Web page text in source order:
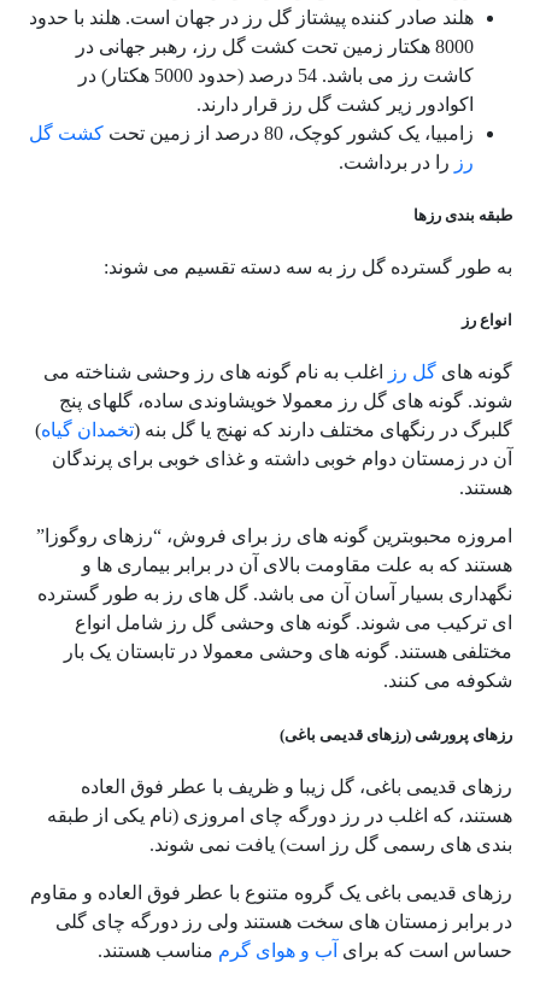
هلند صادر کننده پیشتاز گل رز در جهان است. هلند با حدود
8000 هکتار زمین تحت کشت گل رز، رهبر جهانی در
کاشت رز می باشد.
درصد (حدود 5000 هکتار) در
اکوادور زیر کشت گل رز قرار دارند.
زامبیا، یک کشور کوچک، 80 درصد از زمین تحت
کشت گل
رز را در برداشت.
طبقه بندی رزها
به طور گسترده گل رز به سه دسته تقسیم می شوند:
انواع رز
گونه های گل رز
اغلب به نام گونه های رز وحشی شناخته می
شوند. گونه های گل رز معمولا خویشاوندی ساده، گلهای پنج
گلبرگ در رنگهای مختلف دارند که نهنج یا گل بنه (تخمدان گیاه)
آن در زمستان دوام خوبی داشته و غذای خوبی برای پرندگان
هستند.
امروزه محبوبترین گونه های رز برای فروش، “رزهای روگوزا”
هستند که به علت مقاومت بالای آن در برابر بیماری ها و
نگهداری بسیار آسان آن می باشد. گل های رز به طور گسترده
ای ترکیب می شوند. گونه های وحشی گل رز شامل انواع
مختلفی هستند. گونه های وحشی معمولا در تابستان یک بار
شکوفه می کنند.
رزهای پرورشی (رزهای قدیمی باغی)
رزهای قدیمی باغی، گل زیبا و ظریف با عطر فوق العاده
هستند، که اغلب در رز دورگه چای امروزی (نام یکی از طبقه
بندی های رسمی گل رز است) یافت نمی شوند.
رزهای قدیمی باغی یک گروه متنوع با عطر فوق العاده و مقاوم
در برابر زمستان های سخت هستند ولی رز دورگه چای گلی
حساس است که برای آب و هوای گرم مناسب هستند.